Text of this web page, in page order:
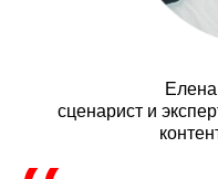
сценарист и